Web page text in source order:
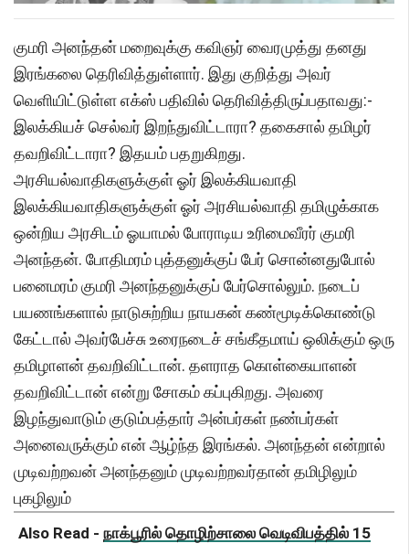
குமரி அனந்தன் மறைவுக்கு கவிஞர் வைரமுத்து தனது
இரங்கலை தெரிவித்துள்ளார். இது குறித்து அவர்
வெளியிட்டுள்ள எக்ஸ் பதிவில் தெரிவித்திருப்பதாவது:-
இலக்கியச் செல்வர் இறந்துவிட்டாரா? தகைசால் தமிழர்
தவறிவிட்டாரா? இதயம் பதறுகிறது.
அரசியல்வாதிகளுக்குள் ஓர் இலக்கியவாதி
இலக்கியவாதிகளுக்குள் ஓர் அரசியல்வாதி தமிழுக்காக
ஒன்றிய அரசிடம் ஓயாமல் போராடிய உரிமைவீரர் குமரி
அனந்தன். போதிமரம் புத்தனுக்குப் பேர் சொன்னதுபோல்
பனைமரம் குமரி அனந்தனுக்குப் பேர்சொல்லும். நடைப்
பயணங்களால் நாடுசுற்றிய நாயகன் கண்மூடிக்கொண்டு
கேட்டால் அவர்பேச்சு உரைநடைச் சங்கீதமாய் ஒலிக்கும் ஒரு
தமிழாளன் தவறிவிட்டான். தளராத கொள்கையாளன்
தவறிவிட்டான் என்று சோகம் கப்புகிறது. அவரை
இழந்துவாடும் குடும்பத்தார் அன்பர்கள் நண்பர்கள்
அனைவருக்கும் என் ஆழ்ந்த இரங்கல். அனந்தன் என்றால்
முடிவற்றவன் அனந்தனும் முடிவற்றவர்தான் தமிழிலும்
புகழிலும்
Also Read - நாக்பூரில் தொழிற்சாலை வெடிவிபத்தில் 15